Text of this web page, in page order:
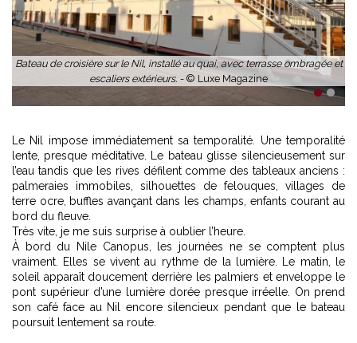
Bateau de croisière sur le Nil, installé au quai, avec terrasse ombragée et
escaliers extérieurs. - © Luxe Magazine
1 2
Le Nil impose immédiatement sa temporalité. Une temporalité
lente, presque méditative. Le bateau glisse silencieusement sur
l’eau tandis que les rives défilent comme des tableaux anciens :
palmeraies immobiles, silhouettes de felouques, villages de
terre ocre, buffles avançant dans les champs, enfants courant au
bord du fleuve.
Très vite, je me suis surprise à oublier l’heure.
À bord du Nile Canopus, les journées ne se comptent plus
vraiment. Elles se vivent au rythme de la lumière. Le matin, le
soleil apparaît doucement derrière les palmiers et enveloppe le
pont supérieur d’une lumière dorée presque irréelle. On prend
son café face au Nil encore silencieux pendant que le bateau
poursuit lentement sa route.